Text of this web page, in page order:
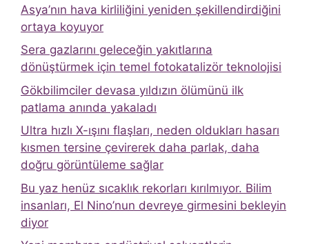
Asya’nın hava kirliliğini yeniden şekillendirdiğini
ortaya koyuyor
Sera gazlarını geleceğin yakıtlarına
dönüştürmek için temel fotokatalizör teknolojisi
Gökbilimciler devasa yıldızın ölümünü ilk
patlama anında yakaladı
Ultra hızlı X-ışını flaşları, neden oldukları hasarı
kısmen tersine çevirerek daha parlak, daha
doğru görüntüleme sağlar
Bu yaz henüz sıcaklık rekorları kırılmıyor. Bilim
insanları, El Nino’nun devreye girmesini bekleyin
diyor